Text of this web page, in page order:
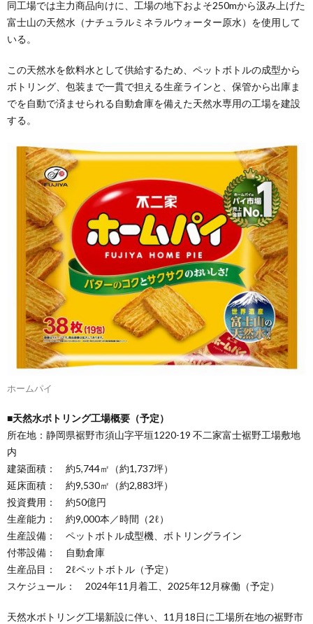
同工場では主力商品向けに、工場の地下およそ250mから汲み上げた
富士山の天然水（ナチュラルミネラルウォーター原水）を使用して
いる。
この天然水を飲料水として供給するため、ペットボトルの成型から
ボトリング、包装まで一貫で担える生産ラインと、保管から出庫ま
でを自動で済ませられる自動倉庫を備えた天然水専用の工場を建設
する。
ホームパイ
■天然水ボトリング工場概要（予定）
所在地：静岡県裾野市須山字平垣1220-19 不二家富士裾野工場敷地
内
建築面積： 約5,744㎡（約1,737坪）
延床面積： 約9,530㎡（約2,883坪）
投資費用： 約50億円
生産能力： 約9,000本／時間（2ℓ）
生産設備： ペットボトル成型機、ボトリングライン
付帯設備： 自動倉庫
生産品目： 2ℓペットボトル（予定）
スケジュール： 2024年11月着工、2025年12月稼働（予定）
天然水ボトリング工場新設に伴い、11月18日に工場所在地の裾野市